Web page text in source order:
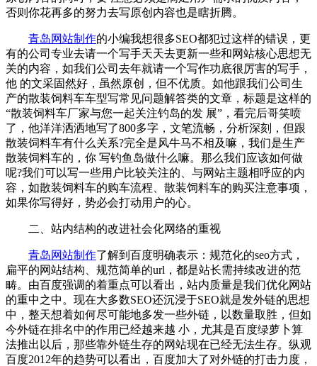
否则你花再多的努力去写原创内容也是瞎折腾。
青岛网站制作的小编我想很多SEO都犯过这样的错误，更
有的公司专业去请一个写手天天去更新一些和网站核心思想无
关的内容，如我们公司去年就请一个写作功底很厉害的写手，
他 的文采固然好，虽然原创，但不优质。如他跟我们公司生
产的散装饲料车车型写常见问题解答类的文章，标题是这样的
“散装饲料车厂家与您一起关注钓岛的发 展”，看完后哥笑喷
了，他洋洋洒洒地写了800多字，文笔流畅，分析深刻，但跟
散装饲料车有什么关系?完全是风牛马不相及嘛，我们是生产
散装饲料车的，你 写钓鱼岛做什么嘛。那么我们应该如何做
呢?我们可以写一些用户比较关注的、与网站主题相呼应的内
容，如散装饲料车的购车流程、散装饲料车的购买注意事项，
如果你写得好，势必会打动用户的心。
二、站内结构的改进社会化网络的重视
青岛网站制作了解到百度明确表示：规范化的seo方式，
扁平的网站结构、规范简单的url，都是站长需持续改进的范
畴。由百度强调的着重点可以看出，站内质量是我们优化网站
的重中之中。现在大多数SEO还沉浸于SEO就是发外链的思想
中，整天想着如何尽可能地多发一些外链，以数量取胜，但如
今外链在排名中的作用已经越来越 小，尤其是百度绿萝卜算
法推出以后，那些靠外链生存的网站现在已经无法生存。纵观
百度2012年的趋势可以看出，百度加大了对外链的打击力度，